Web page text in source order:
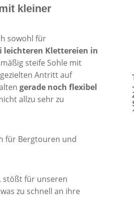
kleiner
sowohl für
leichteren Klettereien in
steife Sohle mit
Antritt auf
gerade noch flexibel
allzu sehr zu
, stößt für unseren
zu schnell an ihre